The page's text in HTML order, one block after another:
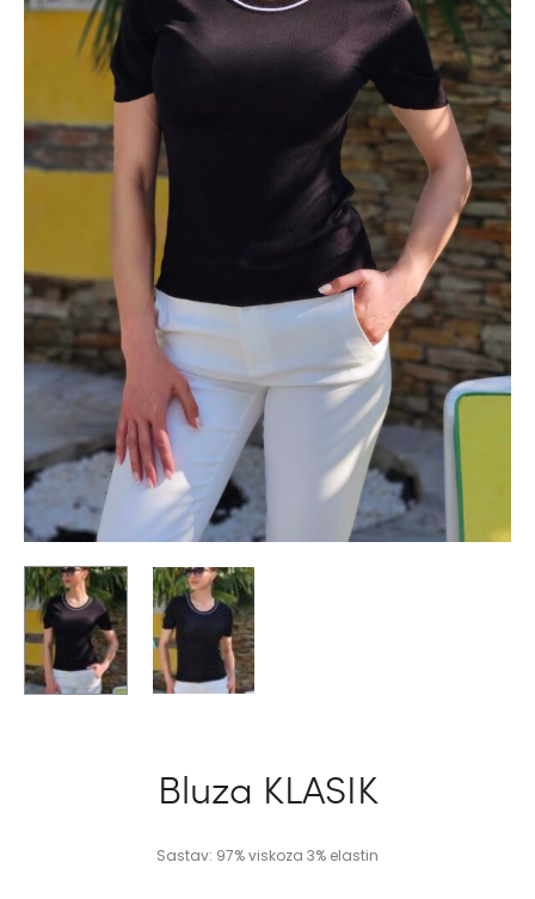
Bluza KLASIK
Sastav: 97% viskoza 3% elastin